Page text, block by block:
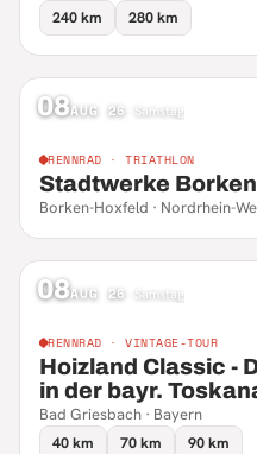
240 km
280 km
08AUG 26 Samstag
RENNRAD · TRIATHLON
Stadtwerke
Borken-Hoxfeld · Nordrhein-
08AUG 26 Samstag
RENNRAD · VINTAGE-TOUR
Hoizland Classic -
in der bayr.
Bad Griesbach · Bayern
40 km
70 km 90 km